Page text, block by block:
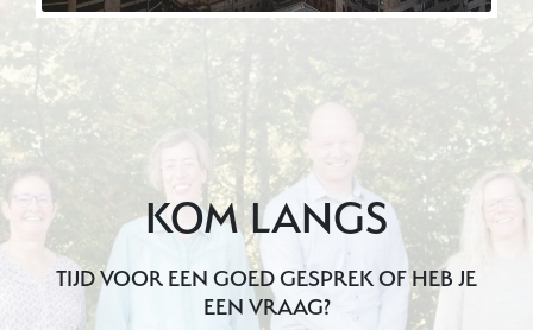
KOM LANGS
TIJD VOOR EEN GOED GESPREK OF HEB JE
EEN VRAAG?